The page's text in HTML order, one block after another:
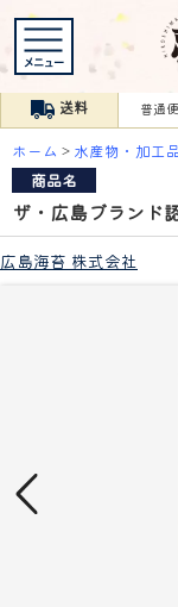
送料 普通便
ホーム > 水産物・加工品
商品名
ザ・広島ブランド
広島海苔 株式会社